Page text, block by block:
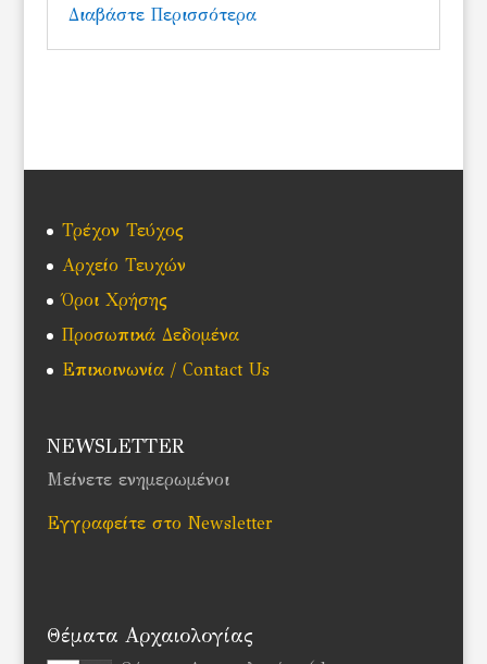
Διαβάστε Περισσότερα
Τρέχον Τεύχος
Αρχείο Τευχών
Όροι Χρήσης
Προσωπικά Δεδομένα
Επικοινωνία / Contact Us
NEWSLETTER
Μείνετε ενημερωμένοι
Εγγραφείτε στο Newsletter
Θέματα Αρχαιολογίας